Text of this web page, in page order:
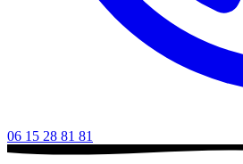
06 15 28 81 81